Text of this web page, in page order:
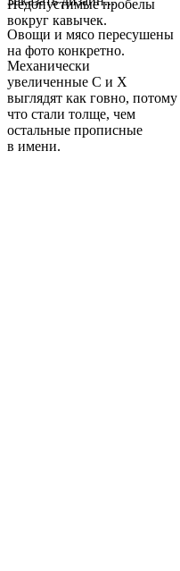
Недопустимые пробелы
вокруг кавычек.
Овощи и мясо пересушены
на фото конкретно.
Механически
увеличенные С и Х
выглядят как говно, потому
что стали толще, чем
остальные прописные
в имени.